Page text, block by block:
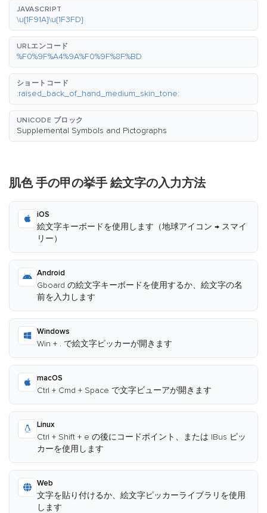
JAVASCRIPT
\u{1F91A}\u{1F3FD}
URLエンコード
%F0%9F%A4%9A%F0%9F%8F%BD
ショートコード
:raised_back_of_hand_medium_skin_tone:
UNICODE ブロック
Supplemental Symbols and Pictographs
肌色 手の甲の挙手 絵文字の入力方法
iOS
絵文字キーボードを使用します（地球アイコン → スマイ
リー）
Android
Gboard の絵文字キーボードを使用するか、絵文字の名
前を入力します
Windows
Win + . で絵文字ピッカーが開きます
macOS
Ctrl + Cmd + Space で文字ビューアが開きます
Linux
Ctrl + Shift + e の後にコードポイント、または IBus ピッ
カーを使用します
Web
文字を貼り付けるか、絵文字ピッカーライブラリを使用
します